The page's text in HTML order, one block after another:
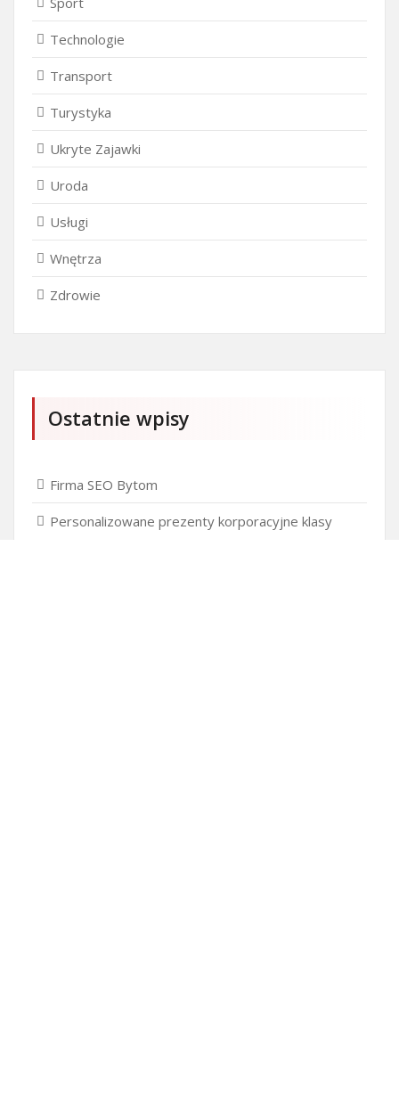
Technologie
Transport
Turystyka
Ukryte Zajawki
Uroda
Usługi
Wnętrza
Zdrowie
Ostatnie wpisy
Firma SEO Bytom
Personalizowane prezenty korporacyjne klasy